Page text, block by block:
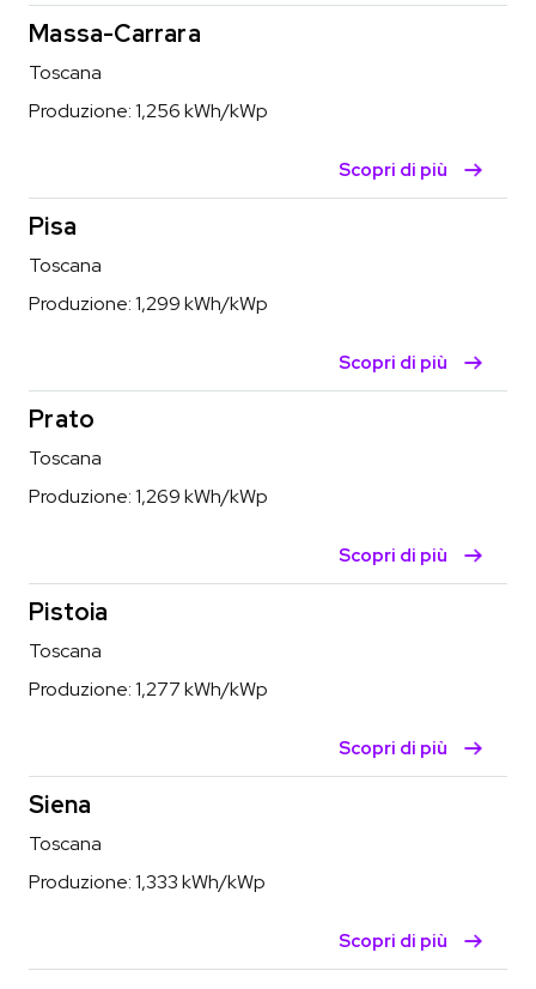
Massa-Carrara
Toscana
Produzione:1,256kWh/kWp
Scopri di più
Pisa
Toscana
Produzione:1,299kWh/kWp
Scopri di più
Prato
Toscana
Produzione:1,269kWh/kWp
Scopri di più
Pistoia
Toscana
Produzione:1,277kWh/kWp
Scopri di più
Siena
Toscana
Produzione:1,333kWh/kWp
Scopri di più